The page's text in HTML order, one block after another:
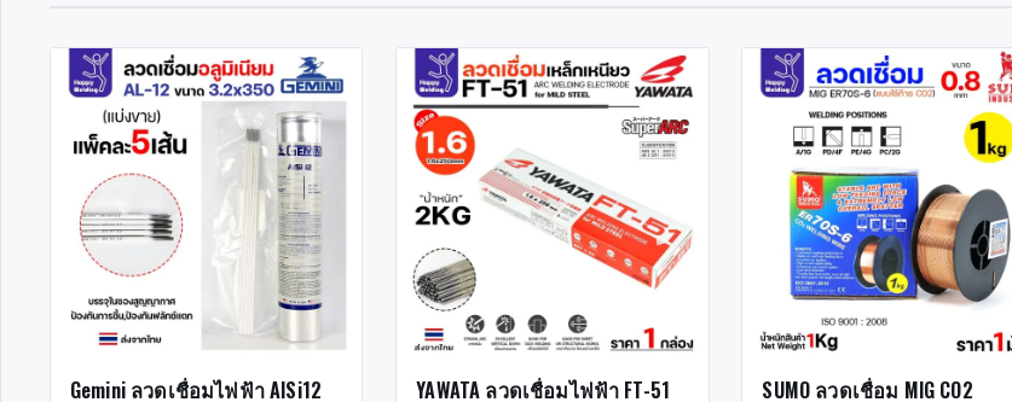
Gemini ลวดเชื่อมไฟฟ้า AlSi12
YAWATA ลวดเชื่อมไฟฟ้า FT-51
SUMO ลวดเชื่อม MIG CO2